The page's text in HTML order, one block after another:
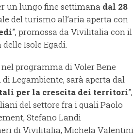
un lungo fine settimana dal 28
del turismo all’aria aperta con
”, promossa da Vivilitalia con il
Isole Egadi.
programma di Voler Bene
Legambiente, sarà aperta dal
per la crescita dei territori”,
del settore fra i quali Paolo
Stefano Landi
di Vivilitalia, Michela Valentini